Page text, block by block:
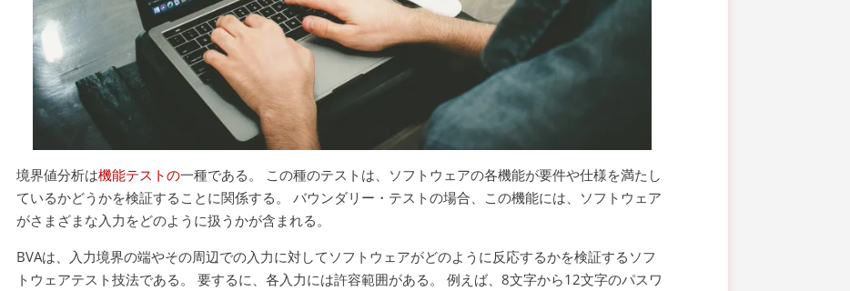
境界値分析は機能テストの一種である。 この種のテストは、ソフトウェアの各機能が要件や仕様を満たし
ているかどうかを検証することに関係する。 バウンダリー・テストの場合、この機能には、ソフトウェア
がさまざまな入力をどのように扱うかが含まれる。
BVAは、入力境界の端やその周辺での入力に対してソフトウェアがどのように反応するかを検証するソフ
トウェアテスト技法である。 要するに、各入力には許容範囲がある。 例えば、8文字から12文字のパスワ